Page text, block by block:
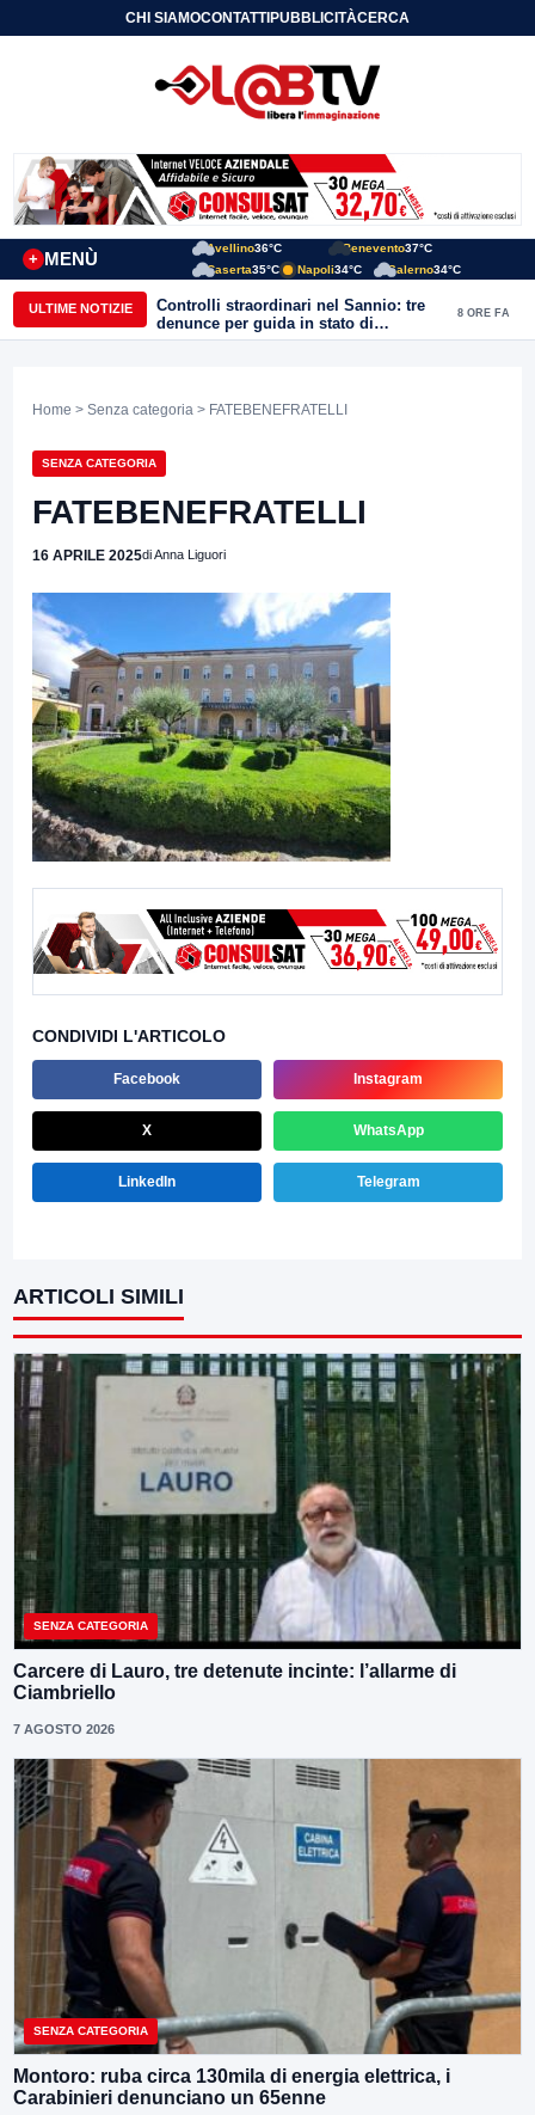
CHI SIAMOCONTATTIPUBBLICITÀCERCA
MENÙ
+
Avellino36°C Benevento37°C
Caserta35°C Napoli34°C Salerno34°C
ULTIME NOTIZIE
Controlli straordinari nel Sannio: tre
denunce per guida in stato di
ebbrezza, un arresto e 1.500 kg di
8 ORE FA
Home > Senza categoria > FATEBENEFRATELLI
SENZA CATEGORIA
FATEBENEFRATELLI
16 APRILE 2025di Anna Liguori
CONDIVIDI L'ARTICOLO
Facebook Instagram
X WhatsApp
LinkedIn Telegram
ARTICOLI SIMILI
SENZA CATEGORIA
Carcere di Lauro, tre detenute incinte: l’allarme di
Ciambriello
7 AGOSTO 2026
SENZA CATEGORIA
Montoro: ruba circa 130mila di energia elettrica, i
Carabinieri denunciano un 65enne